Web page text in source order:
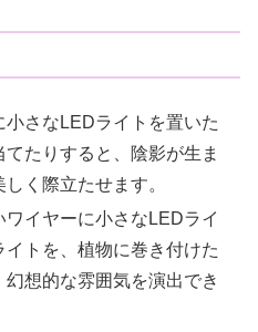
小さなLEDライトを置いた
たりすると、陰影が生ま
く際立たせます。
ワイヤーに小さなLEDライ
イトを、植物に巻き付けた
想的な雰囲気を演出でき